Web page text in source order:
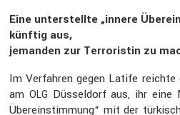
Eine unter­stellte „innere
künftig aus,
jemanden zur Terro­ristin zu
Im Verfahren gegen Latife
am OLG Düssel­dorf aus, ihr eine
Überein­stim­mung“ mit der